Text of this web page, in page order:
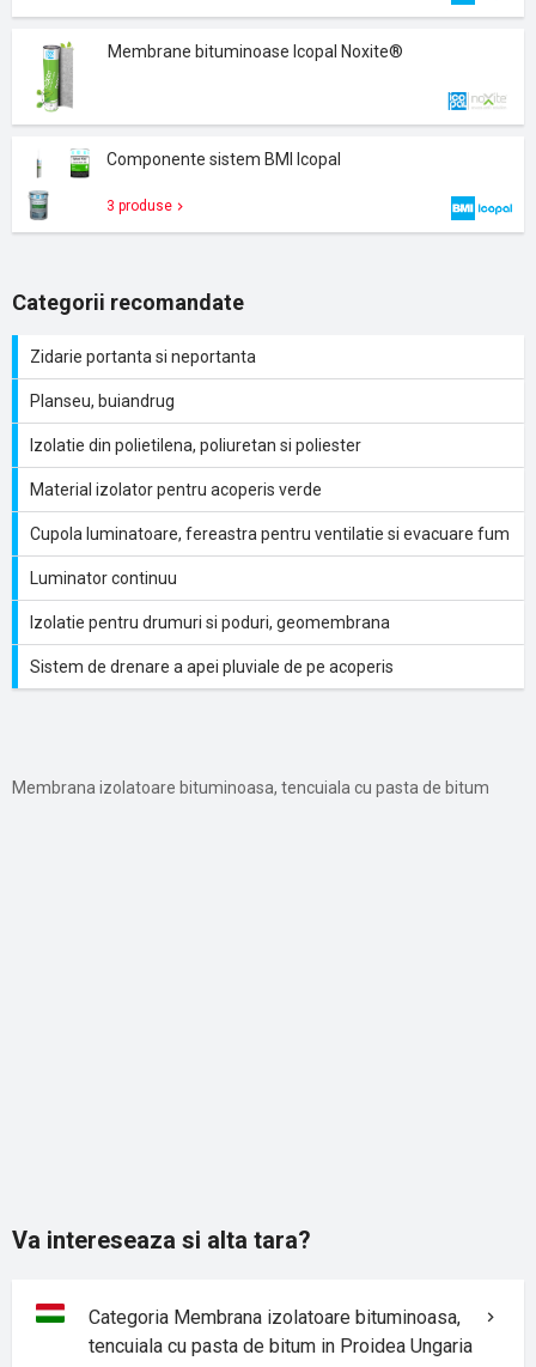
Membrane bituminoase Icopal Noxite®
Componente sistem BMI Icopal
3 produse
Categorii recomandate
Zidarie portanta si neportanta
Planseu, buiandrug
Izolatie din polietilena, poliuretan si poliester
Material izolator pentru acoperis verde
Cupola luminatoare, fereastra pentru ventilatie si evacuare fum
Luminator continuu
Izolatie pentru drumuri si poduri, geomembrana
Sistem de drenare a apei pluviale de pe acoperis
Va intereseaza si alta tara?
Categoria Membrana izolatoare bituminoasa,
tencuiala cu pasta de bitum in Proidea Ungaria
Membrana izolatoare bituminoasa, tencuiala cu pasta de bitum